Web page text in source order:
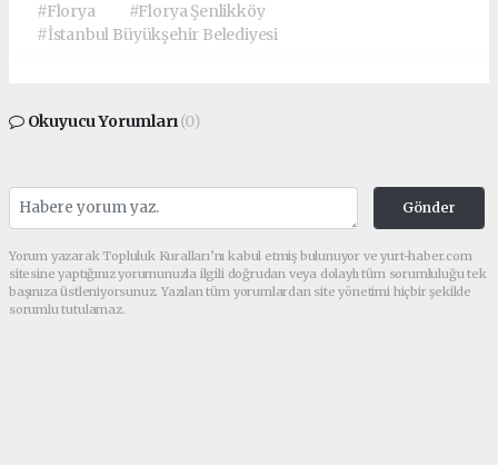
#Florya
#Florya Şenlikköy
#İstanbul Büyükşehir Belediyesi
Okuyucu Yorumları(0)
Gönder
Yorum yazarak Topluluk Kuralları’nı kabul etmiş bulunuyor ve yurt-haber.com
sitesine yaptığınız yorumunuzla ilgili doğrudan veya dolaylı tüm sorumluluğu tek
başınıza üstleniyorsunuz. Yazılan tüm yorumlardan site yönetimi hiçbir şekilde
sorumlu tutulamaz.